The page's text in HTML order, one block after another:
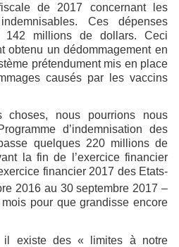
de 2017 concernant les
Ces dépenses
142 millions de dollars. Ceci
obtenu un dédommagement en
prétendument mis en place
causés par les vaccins
nous pourrions nous
d’indemnisation des
quelques 220 millions de
la fin de l’exercice financier
financier 2017 des Etats-
2016 au 30 septembre 2017 –
pour que grandisse encore
existe des « limites à notre